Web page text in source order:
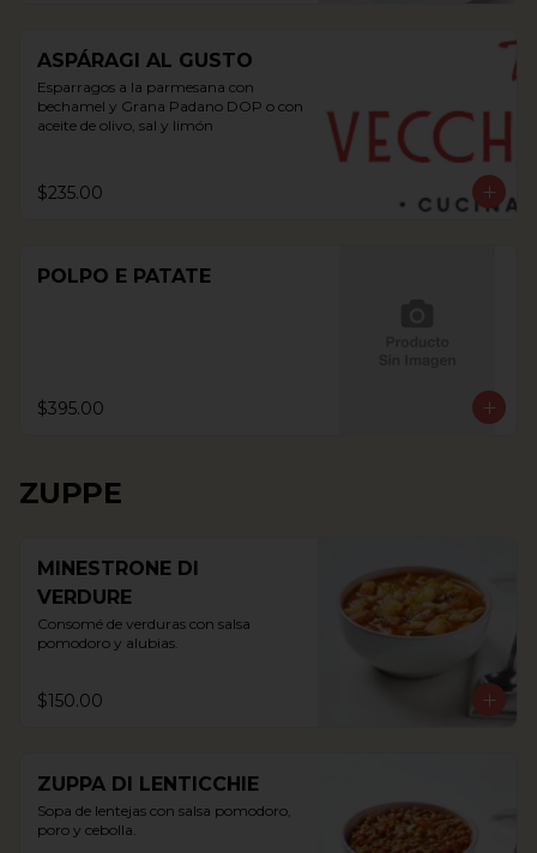
ASPÁRAGI AL GUSTO
Esparragos a la parmesana con
bechamel y Grana Padano DOP o con
aceite de olivo, sal y limón
$235.00
POLPO E PATATE
$395.00
ZUPPE
MINESTRONE DI
VERDURE
Consomé de verduras con salsa
pomodoro y alubias.
$150.00
ZUPPA DI LENTICCHIE
Sopa de lentejas con salsa pomodoro,
poro y cebolla.